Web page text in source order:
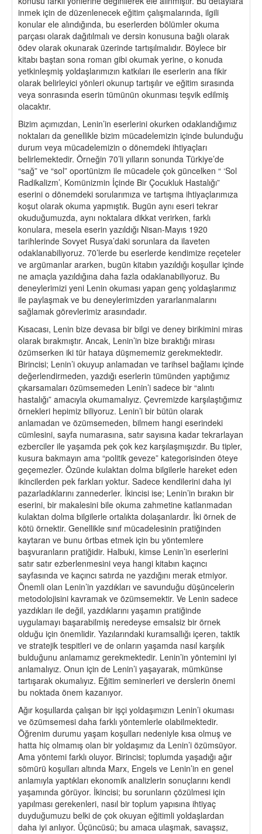
inmek için de düzenlenecek eğitim çalışmalarında, ilgili
konular ele alındığında, bu eserlerden bölümler okuma
parçası olarak dağıtılmalı ve dersin konusuna bağlı olarak
ödev olarak okunarak üzerinde tartışılmalıdır. Böylece bir
kitabı baştan sona roman gibi okumak yerine, o konuda
yetkinleşmiş yoldaşlarımızın katkıları ile eserlerin ana fikir
olarak belirleyici yönleri okunup tartışılır ve eğitim sırasında
veya sonrasında eserin tümünün okunması teşvik edilmiş
olacaktır.
Bizim açımızdan, Lenin’in eserlerini okurken odaklandığımız
noktaları da genellikle bizim mücadelemizin içinde bulunduğu
durum veya mücadelemizin o dönemdeki ihtiyaçları
belirlemektedir. Örneğin 70’li yılların sonunda Türkiye’de
“sağ” ve “sol” oportünizm ile mücadele çok güncelken “ ‘Sol
Radikalizm’, Komünizmin İçinde Bir Çocukluk Hastalığı”
eserini o dönemdeki sorularımıza ve tartışma ihtiyaçlarımıza
koşut olarak okuma yapmıştık. Bugün aynı eseri tekrar
okuduğumuzda, aynı noktalara dikkat verirken, farklı
konulara, mesela eserin yazıldığı Nisan-Mayıs 1920
tarihlerinde Sovyet Rusya’daki sorunlara da ilaveten
odaklanabiliyoruz. 70’lerde bu eserlerde kendimize reçeteler
ve argümanlar ararken, bugün kitabın yazıldığı koşullar içinde
ne amaçla yazıldığına daha fazla odaklanabiliyoruz. Bu
deneylerimizi yeni Lenin okuması yapan genç yoldaşlarımız
ile paylaşmak ve bu deneylerimizden yararlanmalarını
sağlamak görevlerimiz arasındadır.
Kısacası, Lenin bize devasa bir bilgi ve deney birikimini miras
olarak bırakmıştır. Ancak, Lenin’in bize bıraktığı mirası
özümserken iki tür hataya düşmememiz gerekmektedir.
Birincisi; Lenin’i okuyup anlamadan ve tarihsel bağlamı içinde
değerlendirmeden, yazdığı eserlerin tümünden yaptığımız
çıkarsamaları özümsemeden Lenin’i sadece bir “alıntı
hastalığı” amacıyla okumamalıyız. Çevremizde karşılaştığımız
örnekleri hepimiz biliyoruz. Lenin’i bir bütün olarak
anlamadan ve özümsemeden, bilmem hangi eserindeki
cümlesini, sayfa numarasına, satır sayısına kadar tekrarlayan
ezberciler ile yaşamda pek çok kez karşılaşmışızdır. Bu tipler,
kusura bakmayın ama “politik geveze” kategorisinden öteye
geçemezler. Özünde kulaktan dolma bilgilerle hareket eden
ikincilerden pek farkları yoktur. Sadece kendilerini daha iyi
pazarladıklarını zannederler. İkincisi ise; Lenin’in bırakın bir
eserini, bir makalesini bile okuma zahmetine katlanmadan
kulaktan dolma bilgilerle ortalıkta dolaşanlardır. İki örnek de
kötü örnektir. Genellikle sınıf mücadelesinin pratiğinden
kaytaran ve bunu örtbas etmek için bu yöntemlere
başvuranların pratiğidir. Halbuki, kimse Lenin’in eserlerini
satır satır ezberlenmesini veya hangi kitabın kaçıncı
sayfasında ve kaçıncı satırda ne yazdığını merak etmiyor.
Önemli olan Lenin’in yazdıkları ve savunduğu düşüncelerin
metodolojisini kavramak ve özümsemektir. Ve Lenin sadece
yazdıkları ile değil, yazdıklarını yaşamın pratiğinde
uygulamayı başarabilmiş neredeyse emsalsiz bir örnek
olduğu için önemlidir. Yazılarındaki kuramsallığı içeren, taktik
ve stratejik tespitleri ve de onların yaşamda nasıl karşılık
bulduğunu anlamamız gerekmektedir. Lenin’in yöntemini iyi
anlamalıyız. Onun için de Lenin’i yaşayarak, mümkünse
tartışarak okumalıyız. Eğitim seminerleri ve derslerin önemi
bu noktada önem kazanıyor.
Ağır koşullarda çalışan bir işçi yoldaşımızın Lenin’i okuması
ve özümsemesi daha farklı yöntemlerle olabilmektedir.
Öğrenim durumu yaşam koşulları nedeniyle kısa olmuş ve
hatta hiç olmamış olan bir yoldaşımız da Lenin’i özümsüyor.
Ama yöntemi farklı oluyor. Birincisi; toplumda yaşadığı ağır
sömürü koşulları altında Marx, Engels ve Lenin’in en genel
anlamıyla yaptıkları ekonomik analizlerin sonuçlarını kendi
yaşamında görüyor. İkincisi; bu sorunların çözülmesi için
yapılması gerekenleri, nasıl bir toplum yapısına ihtiyaç
duyduğumuzu belki de çok okuyan eğitimli yoldaşlardan
daha iyi anlıyor. Üçüncüsü; bu amaca ulaşmak, savaşsız,